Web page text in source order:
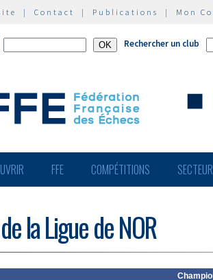
| Contact | Publications | Mon
Rechercher un club
FFE COMPÉTITIONS
la Ligue de NOR